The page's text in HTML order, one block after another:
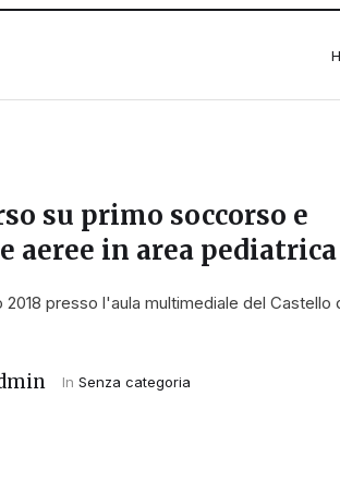
su primo soccorso e
aeree in area pediatrica
presso l'aula multimediale del Castello
In Senza categoria